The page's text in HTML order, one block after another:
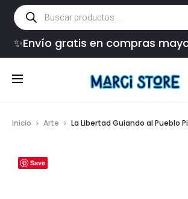
Búsqueda
de
productos
✨Envío gratis en compras
Inicio Arte La Libertad Guiando al Pueblo
Save